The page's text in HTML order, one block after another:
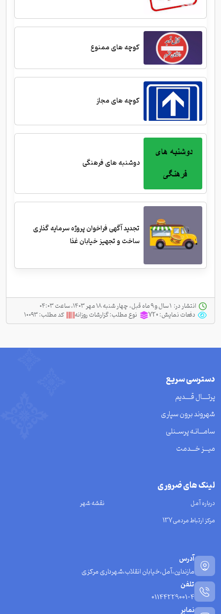
کوچه های ممنوع
کوچه های مجاز
دوشنبه های فرهنگی
تجدید آگهی فراخوان پروژه سرمایه گذاری
ساخت و تجهیز خیابان غذا
انتشار در:
دفعات نمایش:720 نوع مطلب:گزارشات روزانه کد مطلب:۱۰۰۹۳
دسترسی سریع
پرتــــال قــــدیم
شهروند برون سپاری
سامـــانـه پرســنلی
میـــز خـــدمت
لینک های ضروری
درباره آمل
نقشه شهر
مرکز ارتباط مردمی137
آدرس
مازندارن،آمل،خیابان انقلاب،شهرداری مرکزی
تلفن
01144229001-4
نمابر